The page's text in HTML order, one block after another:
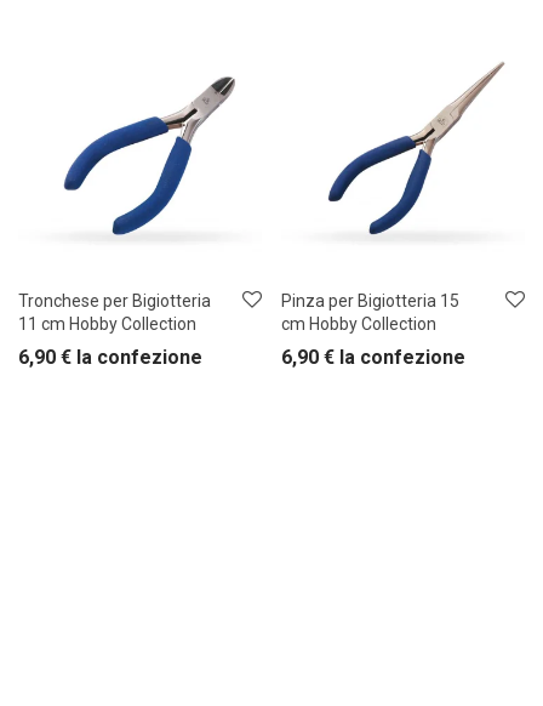
Tronchese per Bigiotteria
11 cm Hobby Collection
6,90 € la confezione
Pinza per Bigiotteria 15
cm Hobby Collection
6,90 € la confezione